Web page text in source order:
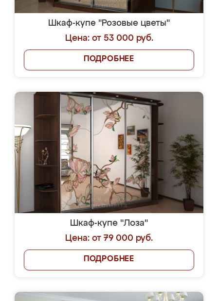
Шкаф-купе "Розовые цветы"
Цена: от 53 000 руб.
ПОДРОБНЕЕ
Шкаф-купе "Лоза"
Цена: от 79 000 руб.
ПОДРОБНЕЕ